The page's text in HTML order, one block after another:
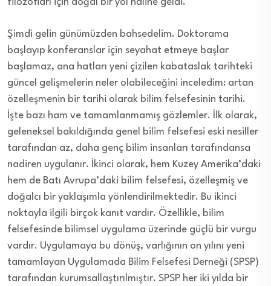
Şimdi gelin günümüzden bahsedelim. Doktorama
başlayıp konferanslar için seyahat etmeye başlar
başlamaz, ana hatları yeni çizilen kabataslak tarihteki
güncel gelişmelerin neler olabileceğini inceledim: artan
özelleşmenin bir tarihi olarak bilim felsefesinin tarihi.
İşte bazı ham ve tamamlanmamış gözlemler. İlk olarak,
geleneksel bakıldığında genel bilim felsefesi eski nesiller
tarafından az, daha genç bilim insanları tarafındansa
nadiren uygulanır. İkinci olarak, hem Kuzey Amerika’daki
hem de Batı Avrupa’daki bilim felsefesi, özelleşmiş ve
doğalcı bir yaklaşımla yönlendirilmektedir. Bu ikinci
noktayla ilgili birçok kanıt vardır. Özellikle, bilim
felsefesinde bilimsel uygulama üzerinde güçlü bir vurgu
vardır. Uygulamaya bu dönüş, varlığının on yılını yeni
tamamlayan Uygulamada Bilim Felsefesi Derneği (SPSP)
tarafından kurumsallaştırılmıştır. SPSP her iki yılda bir